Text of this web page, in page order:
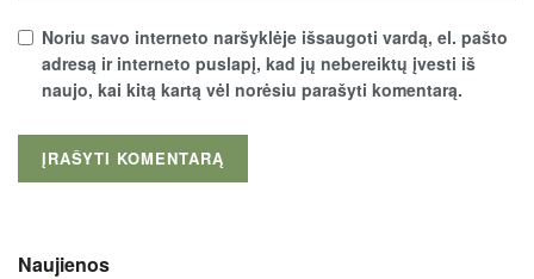
Noriu savo interneto naršyklėje išsaugoti vardą, el. pašto
adresą ir interneto puslapį, kad jų nebereiktų įvesti iš
naujo, kai kitą kartą vėl norėsiu parašyti komentarą.
Naujienos